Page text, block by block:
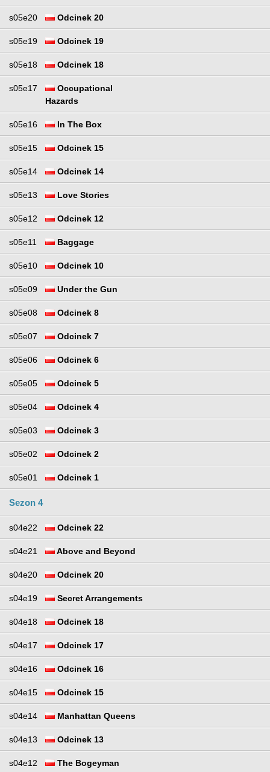
s05e20 Odcinek 20
s05e19 Odcinek 19
s05e18 Odcinek 18
s05e17
Occupational
Hazards
s05e16 In The Box
s05e15 Odcinek 15
s05e14 Odcinek 14
s05e13 Love Stories
s05e12 Odcinek 12
s05e11 Baggage
s05e10 Odcinek 10
s05e09 Under the Gun
s05e08 Odcinek 8
s05e07 Odcinek 7
s05e06 Odcinek 6
s05e05 Odcinek 5
s05e04 Odcinek 4
s05e03 Odcinek 3
s05e02 Odcinek 2
s05e01 Odcinek 1
Sezon 4
s04e22 Odcinek 22
s04e21 Above and Beyond
s04e20 Odcinek 20
s04e19 Secret Arrangements
s04e18 Odcinek 18
s04e17 Odcinek 17
s04e16 Odcinek 16
s04e15 Odcinek 15
s04e14 Manhattan Queens
s04e13 Odcinek 13
s04e12 The Bogeyman